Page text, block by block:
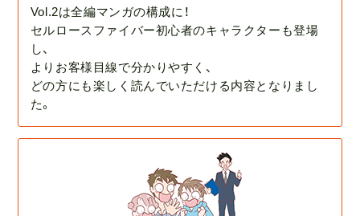
Vol.2は全編マンガの構成に！
セルロースファイバー初心者のキャラクターも登場
し、
よりお客様目線で分かりやすく、
どの方にも楽しく読んでいただける内容となりまし
た。